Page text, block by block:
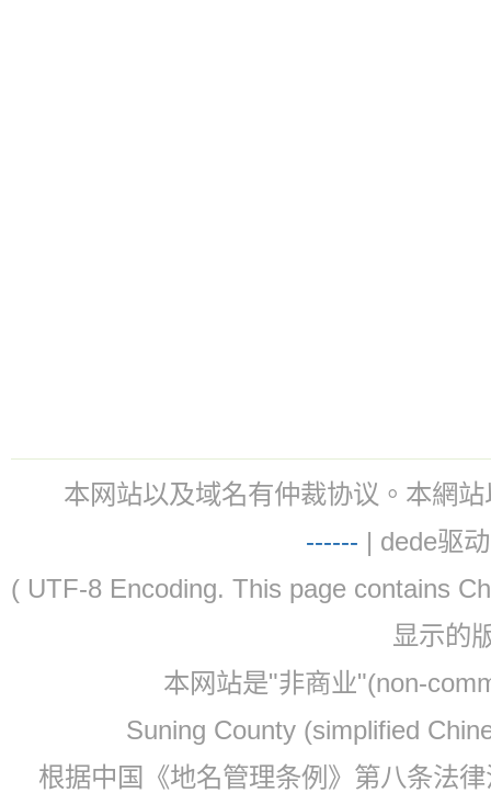
本网站以及域名有仲裁协议。本網
------ | dede驱
( UTF-8 Encoding. This page contains
显示的
本网站是"非商业"(non-
Suning County (simplified
根据中国《地名管理条例》第八条法